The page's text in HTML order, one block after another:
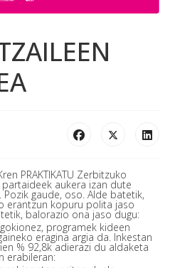
PRAKTIKATU Zerbitzuko
aukera izan dute
gaude, oso. Alde batetik,
erantzun kopuru polita jaso
balorazio ona jaso dugu:
programek kideen
eragina argia da. Inkestan
% 92,8k adierazi du aldaketa
erabileran: